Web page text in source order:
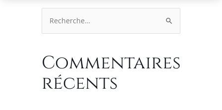
Rechercher :
Commentaires
récents